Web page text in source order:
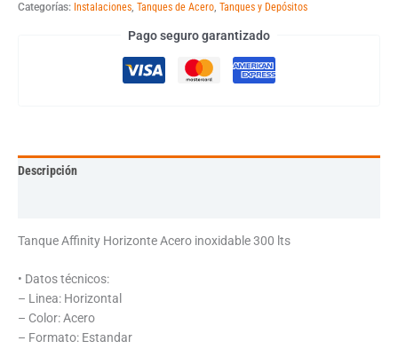
Categorías: Instalaciones, Tanques de Acero, Tanques y Depósitos
Pago seguro garantizado
Descripción
Tanque Affinity Horizonte Acero inoxidable 300 lts
• Datos técnicos:
– Linea: Horizontal
– Color: Acero
– Formato: Estandar